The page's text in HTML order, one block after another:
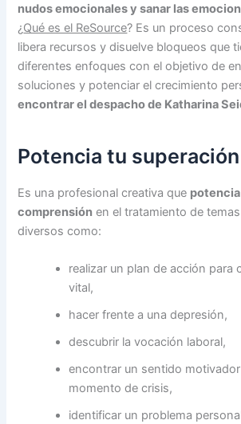
nudos emocionales y sanar las
¿Qué es el ReSource? Es un proceso
libera recursos y disuelve bloqueos que
diferentes enfoques con el objetivo de
soluciones y potenciar el crecimiento
encontrar el despacho de Katharina
Potencia tu
Es una profesional creativa que
comprensión en el tratamiento de
diversos como:
realizar un plan de acción para
vital,
hacer frente a una depresión,
descubrir la vocación laboral,
encontrar un sentido
momento de crisis,
identificar un problema